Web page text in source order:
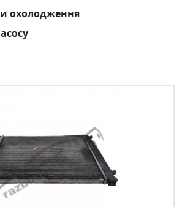
охолодження